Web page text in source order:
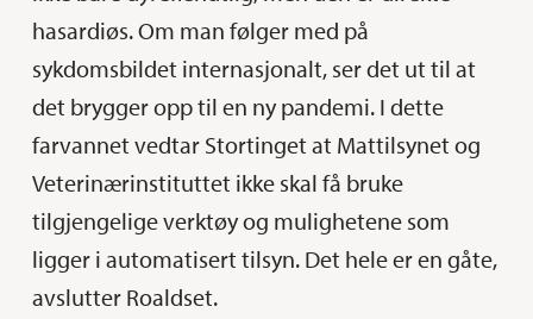
hasardiøs. Om man følger med på
sykdomsbildet internasjonalt, ser det ut til at
det brygger opp til en ny pandemi. I dette
farvannet vedtar Stortinget at Mattilsynet og
Veterinærinstituttet ikke skal få bruke
tilgjengelige verktøy og mulighetene som
ligger i automatisert tilsyn. Det hele er en gåte,
avslutter Roaldset.